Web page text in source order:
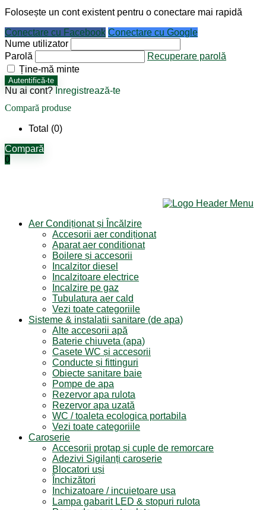
Folosește un cont existent pentru o conectare mai rapidă
Conectare cu Facebook Conectare cu Google
Nume utilizator
Parolă
Recuperare parolă
Ține-mă minte
Autentifică-te
Nu ai cont? Înregistrează-te
Compară produse
Total (0)
Compară
0
Aer Condiționat și Încălzire
Accesorii aer condiționat
Aparat aer conditionat
Boilere și accesorii
Incalzitor diesel
Incalzitoare electrice
Incalzire pe gaz
Tubulatura aer cald
Vezi toate categoriile
Sisteme & instalatii sanitare (de apa)
Alte accesorii apă
Baterie chiuveta (apa)
Casete WC și accesorii
Conducte și fittinguri
Obiecte sanitare baie
Pompe de apa
Rezervor apa rulota
Rezervor apa uzată
WC / toaleta ecologica portabila
Vezi toate categoriile
Caroserie
Accesorii proțap și cuple de remorcare
Adezivi Sigilanți caroserie
Blocatori uși
Închizători
Inchizatoare / incuietoare usa
Lampa gabarit LED & stopuri rulota